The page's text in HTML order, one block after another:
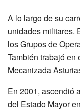
A lo largo de su
unidades militares.
los Grupos de
También trabajó en
Mecanizada
En 2001, ascendió
del Estado Mayor